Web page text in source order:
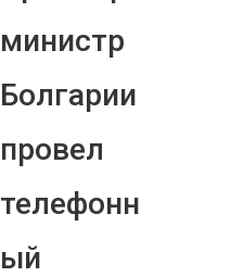
министр
Болгарии
провел
телефонн
ый